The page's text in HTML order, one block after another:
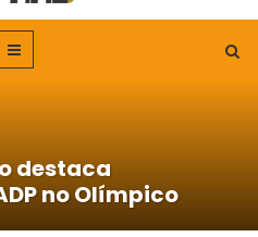
destaca
no Olímpico